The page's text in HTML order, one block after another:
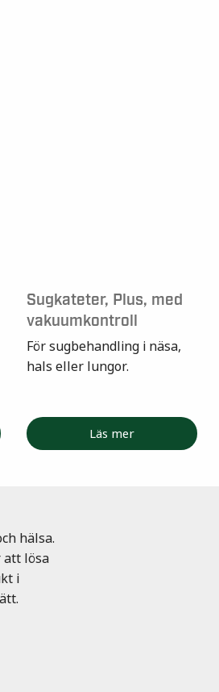
Sugkateter, Plus, med
vakuumkontroll
För sugbehandling i näsa,
hals eller lungor.
Läs mer
hälsa.
att lösa
i